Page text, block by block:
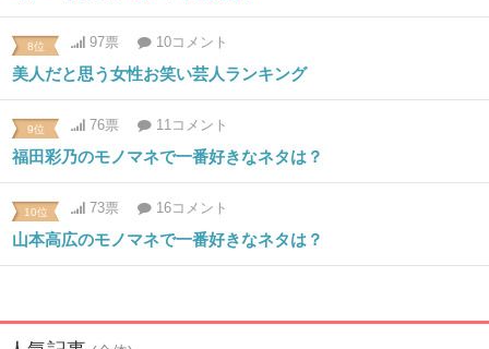
8位 97票 10コメント
美人だと思う女性お笑い芸人ランキング
9位 76票 11コメント
福田彩乃のモノマネで一番好きなネタは？
10位 73票 16コメント
山本高広のモノマネで一番好きなネタは？